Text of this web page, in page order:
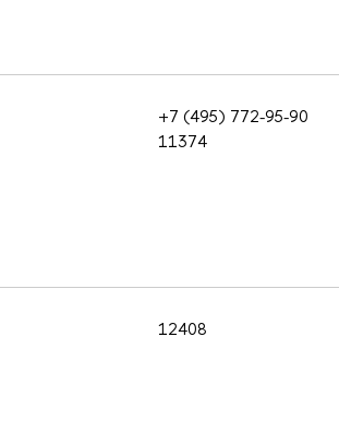
+7 (495) 772-95-90
11374
12408